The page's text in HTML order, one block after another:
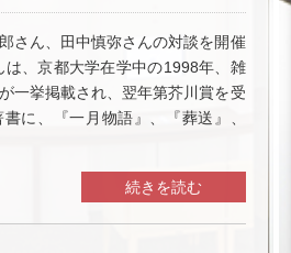
さん、田中慎弥さんの対談を開催
は、京都大学在学中の1998年、雑
一挙掲載され、翌年第芥川賞を受
に、『一月物語』、『葬送』、
続きを読む